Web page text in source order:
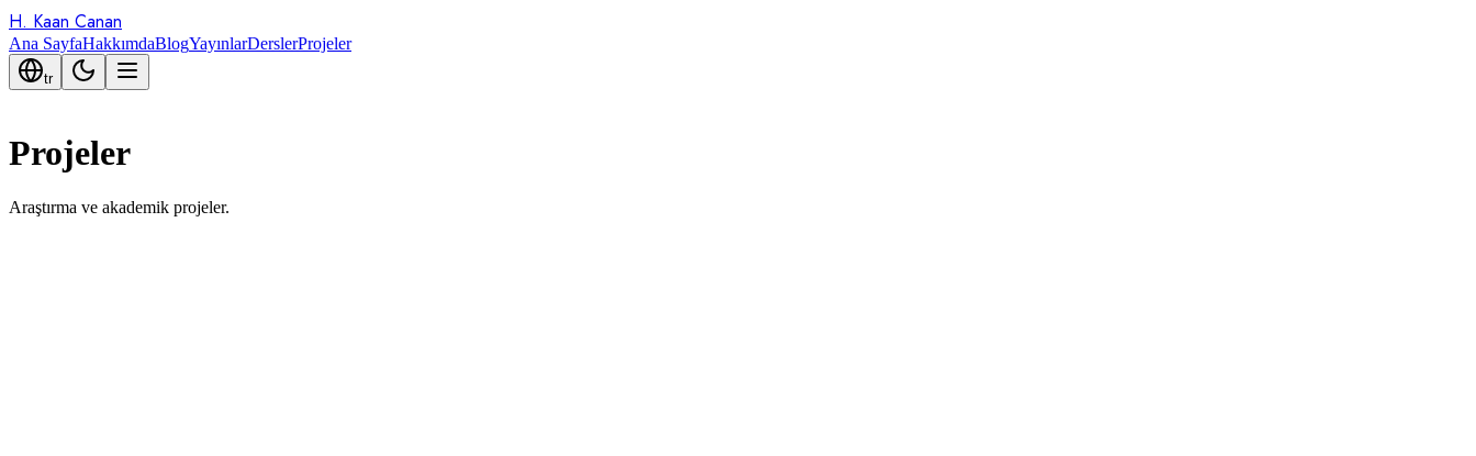
H. Kaan Canan
Ana SayfaHakkımdaBlogYayınlarDerslerProjeler
tr
Projeler
Araştırma ve akademik projeler.